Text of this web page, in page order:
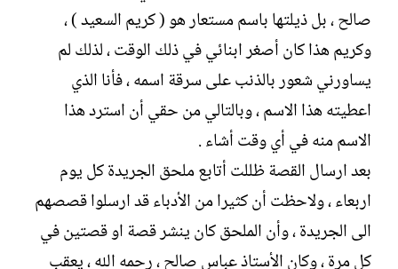
صالح ، بل ذيلتها باسم مستعار هو ( كريم السعيد ) ،
وكريم هذا كان أصغر ابنائي في ذلك الوقت ، لذلك لم
يساورني شعور بالذنب على سرقة اسمه ، فأنا الذي
اعطيته هذا الاسم ، وبالتالي من حقي أن استرد هذا
الاسم منه في أي وقت أشاء .
بعد ارسال القصة ظللت أتابع ملحق الجريدة كل يوم
اربعاء ، ولاحظت أن كثيرا من الأدباء قد ارسلوا قصصهم
الى الجريدة ، وأن الملحق كان ينشر قصة او قصتين في
كل مرة ، وكان الأستاذ عباس صالح ، رحمه الله ، يعقب